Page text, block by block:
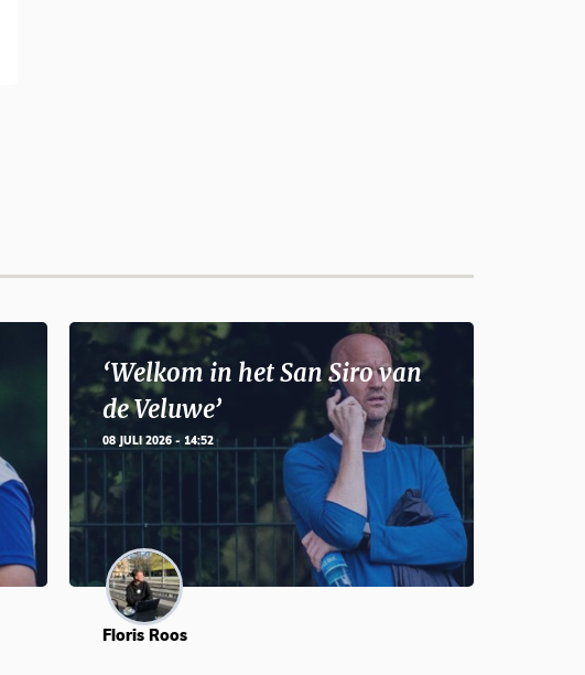
‘Welkom in het San Siro van
de Veluwe’
08 JULI 2026 - 14:52
Floris Roos